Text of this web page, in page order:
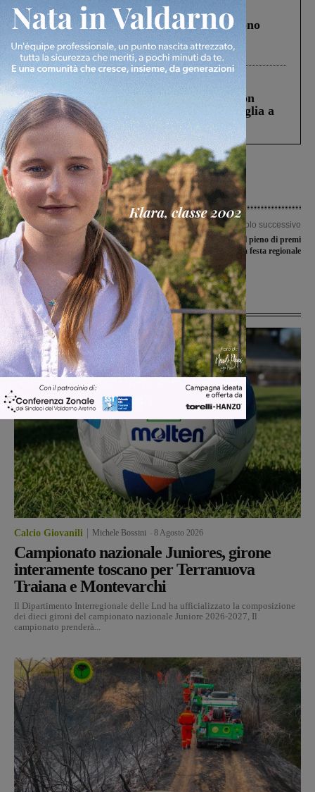
Cronaca 4 Agosto 2026
Un anno fa la strage in A1 in cui morirono
Gianni, Giulia e Franco. Lo schianto, il
processo, lo stop ai sorpassi fra tir....
Cronaca 3 Agosto 2026
Scomparso da una struttura di Castiglion
Fiorentino l’uomo che aveva ucciso la figlia a
Levane nel 2020
Articolo precedente
Scuola primaria di Mercatale, domani
l’inaugurazione. In mezzo alle
polemiche politiche
Articolo successivo
L’Atletica Futura fa il pieno di premi
alla festa regionale
Ultime Notizie
Calcio Giovanili Michele Bossini 8 Agosto 2026
Campionato nazionale Juniores, girone
interamente toscano per Terranuova
Traiana e Montevarchi
Il Dipartimento Interregionale delle Lnd ha ufficializzato la composizione
dei dieci gironi del campionato nazionale Juniore 2026-2027, Il
campionato prenderà...